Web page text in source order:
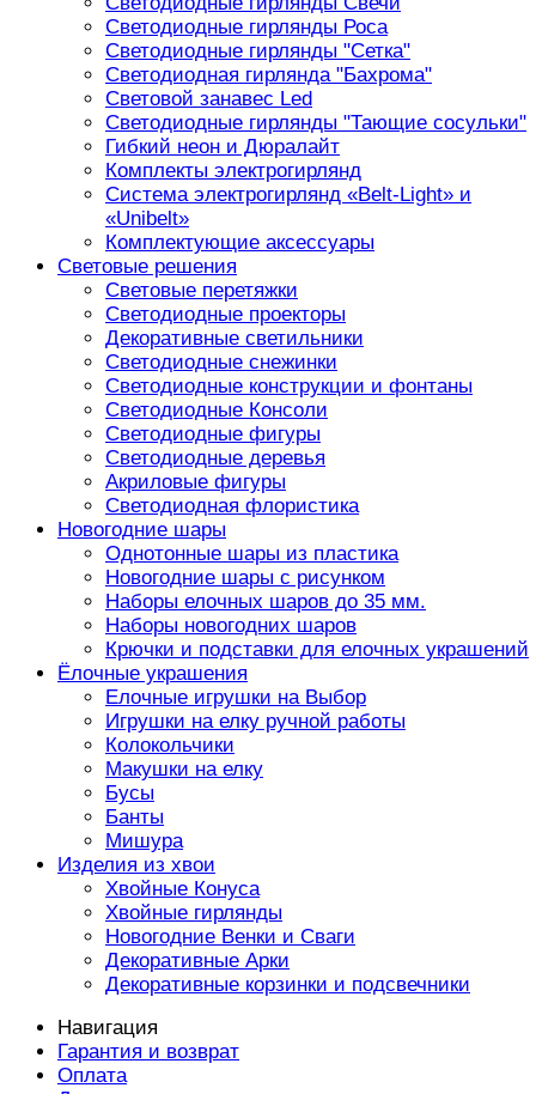
Светодиодные гирлянды Роса
Светодиодные гирлянды "Сетка"
Светодиодная гирлянда "Бахрома"
Световой занавес Led
Светодиодные гирлянды "Тающие сосульки"
Гибкий неон и Дюралайт
Комплекты электрогирлянд
Система электрогирлянд «Belt-Light» и
«Unibelt»
Комплектующие аксессуары
Световые решения
Световые перетяжки
Светодиодные проекторы
Декоративные светильники
Светодиодные снежинки
Светодиодные конструкции и фонтаны
Светодиодные Консоли
Светодиодные фигуры
Светодиодные деревья
Акриловые фигуры
Светодиодная флористика
Новогодние шары
Однотонные шары из пластика
Новогодние шары с рисунком
Наборы елочных шаров до 35 мм.
Наборы новогодних шаров
Крючки и подставки для елочных украшений
Ёлочные украшения
Елочные игрушки на Выбор
Игрушки на елку ручной работы
Колокольчики
Макушки на елку
Бусы
Банты
Мишура
Изделия из хвои
Хвойные Конуса
Хвойные гирлянды
Новогодние Венки и Сваги
Декоративные Арки
Декоративные корзинки и подсвечники
Навигация
Гарантия и возврат
Оплата